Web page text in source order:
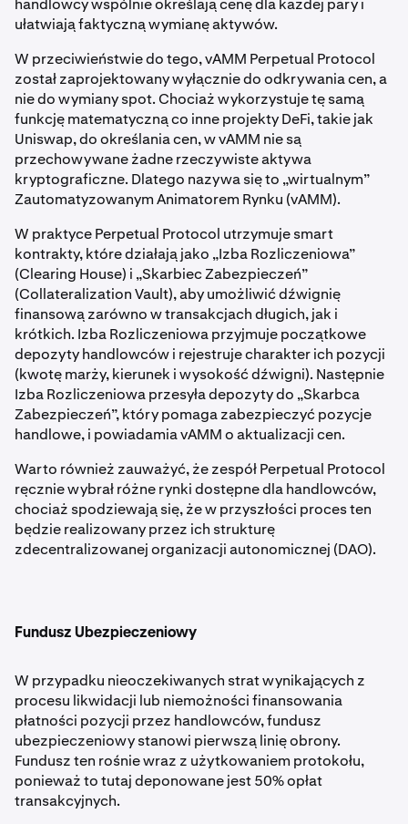
handlowcy wspólnie określają cenę dla każdej pary i
ułatwiają faktyczną wymianę aktywów.
W przeciwieństwie do tego, vAMM Perpetual Protocol
został zaprojektowany wyłącznie do odkrywania cen, a
nie do wymiany spot. Chociaż wykorzystuje tę samą
funkcję matematyczną co inne projekty DeFi, takie jak
Uniswap, do określania cen, w vAMM nie są
przechowywane żadne rzeczywiste aktywa
kryptograficzne. Dlatego nazywa się to „wirtualnym”
Zautomatyzowanym Animatorem Rynku (vAMM).
W praktyce Perpetual Protocol utrzymuje smart
kontrakty, które działają jako „Izba Rozliczeniowa”
(Clearing House) i „Skarbiec Zabezpieczeń”
(Collateralization Vault), aby umożliwić dźwignię
finansową zarówno w transakcjach długich, jak i
krótkich. Izba Rozliczeniowa przyjmuje początkowe
depozyty handlowców i rejestruje charakter ich pozycji
(kwotę marży, kierunek i wysokość dźwigni). Następnie
Izba Rozliczeniowa przesyła depozyty do „Skarbca
Zabezpieczeń”, który pomaga zabezpieczyć pozycje
handlowe, i powiadamia vAMM o aktualizacji cen.
Warto również zauważyć, że zespół Perpetual Protocol
ręcznie wybrał różne rynki dostępne dla handlowców,
chociaż spodziewają się, że w przyszłości proces ten
będzie realizowany przez ich strukturę
zdecentralizowanej organizacji autonomicznej (DAO).
Fundusz Ubezpieczeniowy
W przypadku nieoczekiwanych strat wynikających z
procesu likwidacji lub niemożności finansowania
płatności pozycji przez handlowców, fundusz
ubezpieczeniowy stanowi pierwszą linię obrony.
Fundusz ten rośnie wraz z użytkowaniem protokołu,
ponieważ to tutaj deponowane jest 50% opłat
transakcyjnych.